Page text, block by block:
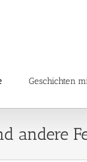
Geschichten
andere